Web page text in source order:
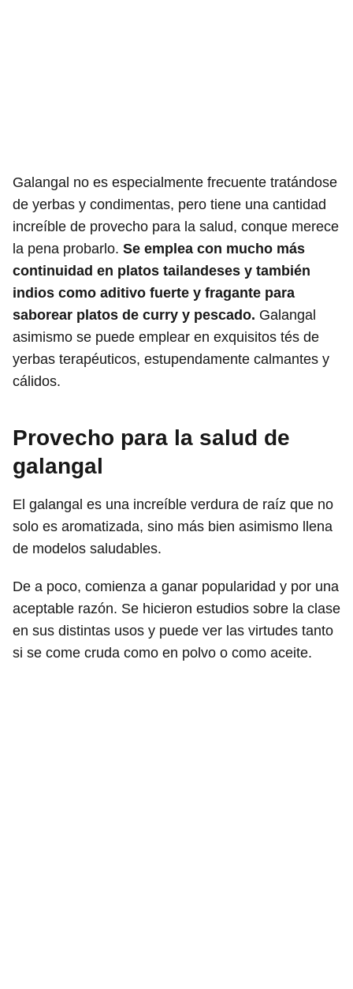
Galangal no es especialmente frecuente tratándose
de yerbas y condimentas, pero tiene una cantidad
increíble de provecho para la salud, conque merece
la pena probarlo. Se emplea con mucho más
continuidad en platos tailandeses y también
indios como aditivo fuerte y fragante para
saborear platos de curry y pescado. Galangal
asimismo se puede emplear en exquisitos tés de
yerbas terapéuticos, estupendamente calmantes y
cálidos.
Provecho para la salud de
galangal
El galangal es una increíble verdura de raíz que no
solo es aromatizada, sino más bien asimismo llena
de modelos saludables.
De a poco, comienza a ganar popularidad y por una
aceptable razón. Se hicieron estudios sobre la clase
en sus distintas usos y puede ver las virtudes tanto
si se come cruda como en polvo o como aceite.